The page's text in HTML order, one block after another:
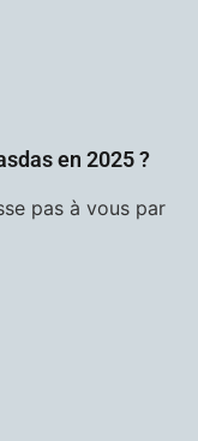
en 2025 ?